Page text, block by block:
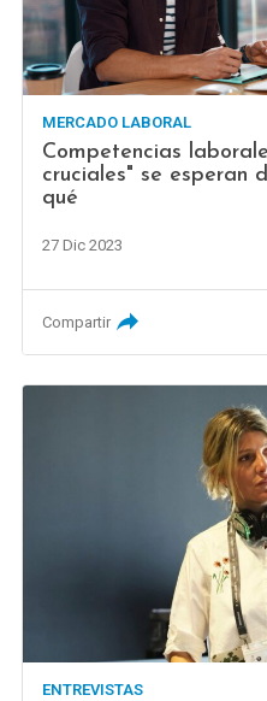
MERCADO LABORAL
Competencias
cruciales" se esperan
qué
27 Dic 2023
Compartir
ENTREVISTAS